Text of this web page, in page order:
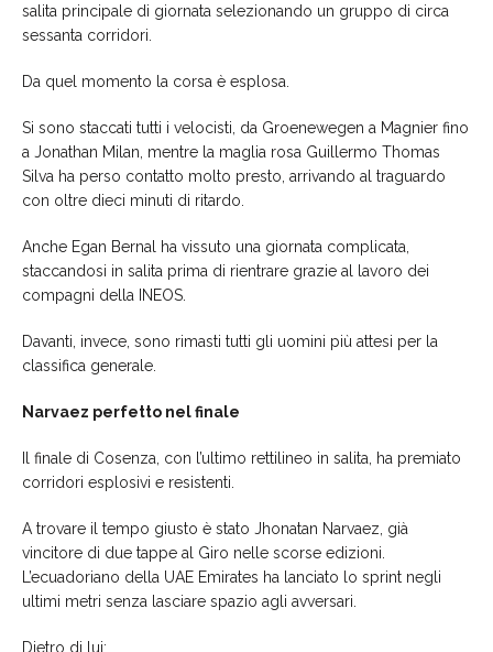
salita principale di giornata selezionando un gruppo di circa
sessanta corridori.
Da quel momento la corsa è esplosa.
Si sono staccati tutti i velocisti, da Groenewegen a Magnier fino
a Jonathan Milan, mentre la maglia rosa Guillermo Thomas
Silva ha perso contatto molto presto, arrivando al traguardo
con oltre dieci minuti di ritardo.
Anche Egan Bernal ha vissuto una giornata complicata,
staccandosi in salita prima di rientrare grazie al lavoro dei
compagni della INEOS.
Davanti, invece, sono rimasti tutti gli uomini più attesi per la
classifica generale.
Narvaez perfetto nel finale
Il finale di Cosenza, con l’ultimo rettilineo in salita, ha premiato
corridori esplosivi e resistenti.
A trovare il tempo giusto è stato Jhonatan Narvaez, già
vincitore di due tappe al Giro nelle scorse edizioni.
L’ecuadoriano della UAE Emirates ha lanciato lo sprint negli
ultimi metri senza lasciare spazio agli avversari.
Dietro di lui: